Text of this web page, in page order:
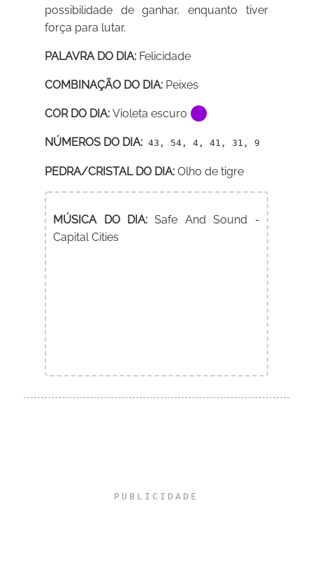
possibilidade de ganhar, enquanto tiver
força para lutar.
PALAVRA DO DIA: Felicidade
COMBINAÇÃO DO DIA: Peixes
COR DO DIA: Violeta escuro
NÚMEROS DO DIA: 43, 54, 4, 41, 31, 9
PEDRA/CRISTAL DO DIA: Olho de tigre
MÚSICA DO DIA: Safe And Sound -
Capital Cities